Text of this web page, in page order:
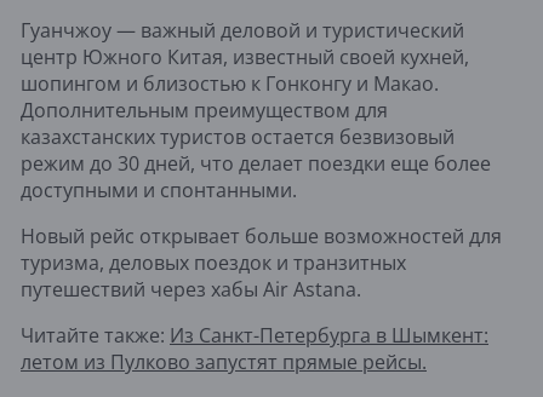
Гуанчжоу — важный деловой и туристический
центр Южного Китая, известный своей кухней,
шопингом и близостью к Гонконгу и Макао.
Дополнительным преимуществом для
казахстанских туристов остается безвизовый
режим до 30 дней, что делает поездки еще более
доступными и спонтанными.
Новый рейс открывает больше возможностей для
туризма, деловых поездок и транзитных
путешествий через хабы Air Astana.
Читайте также: Из Санкт-Петербурга в Шымкент:
летом из Пулково запустят прямые рейсы.